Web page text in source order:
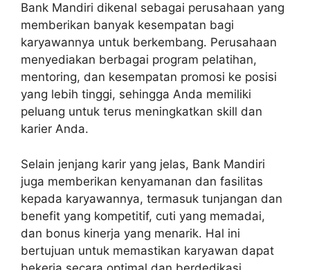
Bank Mandiri dikenal sebagai perusahaan yang
memberikan banyak kesempatan bagi
karyawannya untuk berkembang. Perusahaan
menyediakan berbagai program pelatihan,
mentoring, dan kesempatan promosi ke posisi
yang lebih tinggi, sehingga Anda memiliki
peluang untuk terus meningkatkan skill dan
karier Anda.
Selain jenjang karir yang jelas, Bank Mandiri
juga memberikan kenyamanan dan fasilitas
kepada karyawannya, termasuk tunjangan dan
benefit yang kompetitif, cuti yang memadai,
dan bonus kinerja yang menarik. Hal ini
bertujuan untuk memastikan karyawan dapat